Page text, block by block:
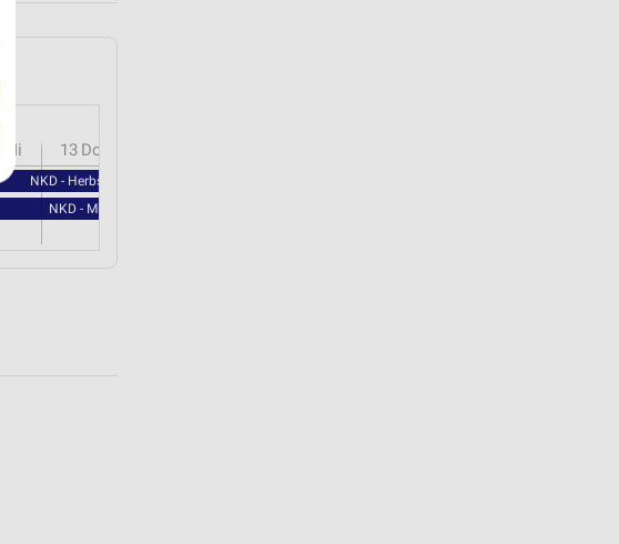
Mi 13 Do
NKD - Herbstliche Deko-Woche
NKD - Milchzahn-Woche